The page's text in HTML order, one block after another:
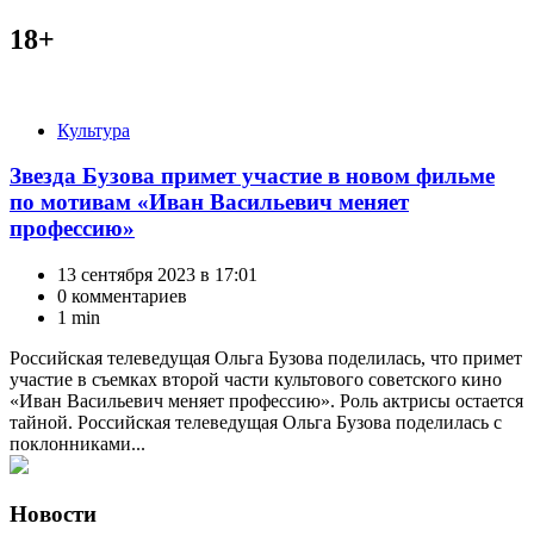
18+
КатегорииКультура
Звезда Бузова примет участие в новом фильме
по мотивам «Иван Васильевич меняет
профессию»
13 сентября 2023 в 17:01
0 комментариев
1 min
Российская телеведущая Ольга Бузова поделилась, что примет
участие в съемках второй части культового советского кино
«Иван Васильевич меняет профессию». Роль актрисы остается
тайной. Российская телеведущая Ольга Бузова поделилась с
поклонниками...
Новости